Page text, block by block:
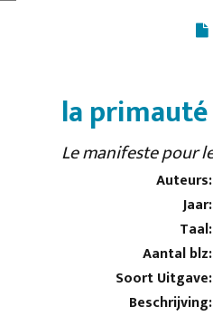
la
Le manifeste pour
Auteurs:
Jaar:
Taal:
Aantal blz:
Soort Uitgave:
Beschrijving: